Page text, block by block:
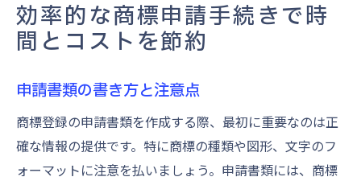
効率的な商標申請手続きで時
間とコストを節約
申請書類の書き方と注意点
商標登録の申請書類を作成する際、最初に重要なのは正
確な情報の提供です。特に商標の種類や図形、文字のフ
ォーマットに注意を払いましょう。申請書類には、商標